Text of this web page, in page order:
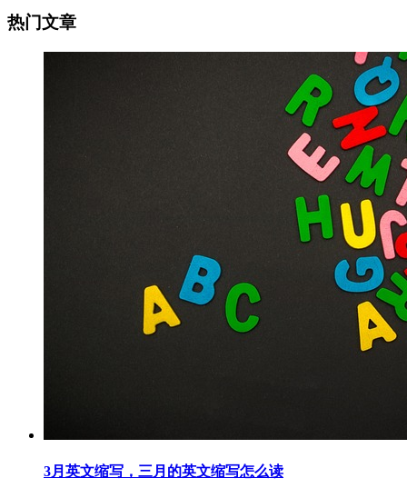
热门文章
3月英文缩写，三月的英文缩写怎么读